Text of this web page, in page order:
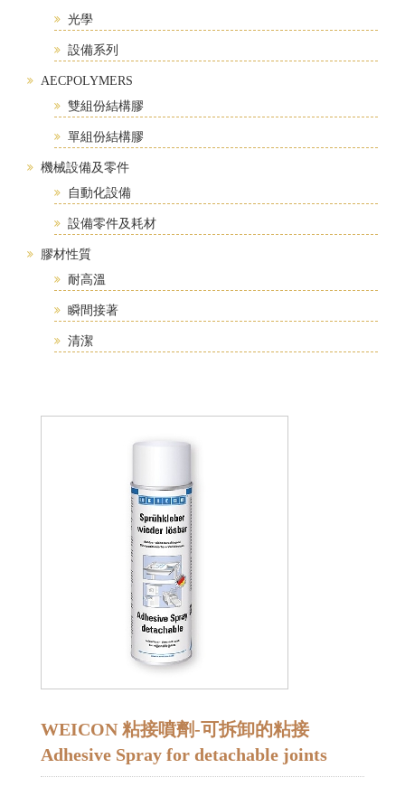
光學
設備系列
AECPOLYMERS
雙組份結構膠
單組份結構膠
機械設備及零件
自動化設備
設備零件及耗材
膠材性質
耐高溫
瞬間接著
清潔
WEICON 粘接噴劑-可拆卸的粘接
Adhesive Spray for detachable joints